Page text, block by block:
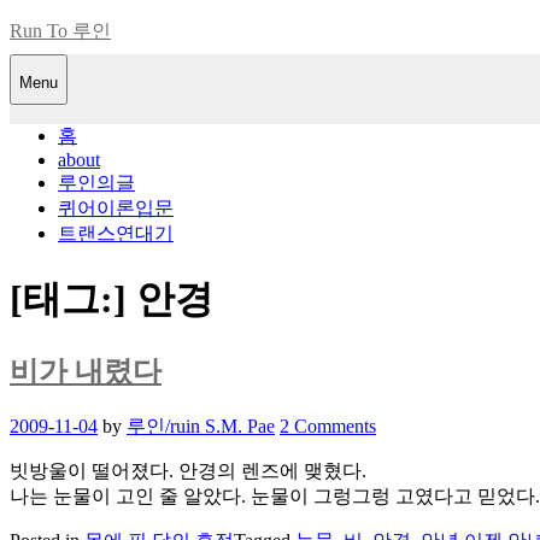
Skip
to
content
Run To 루인
Menu
홈
about
루인의글
퀴어이론입문
트랜스연대기
[태그:] 안경
비가 내렸다
Posted
2009-11-04 by 루인/ruin S.M. Pae 2 Comments
빗방울이 떨어졌다. 안경의 렌즈에 맺혔다.
나는 눈물이 고인 줄 알았다. 눈물이 그렁그렁 고였다고 믿었다.